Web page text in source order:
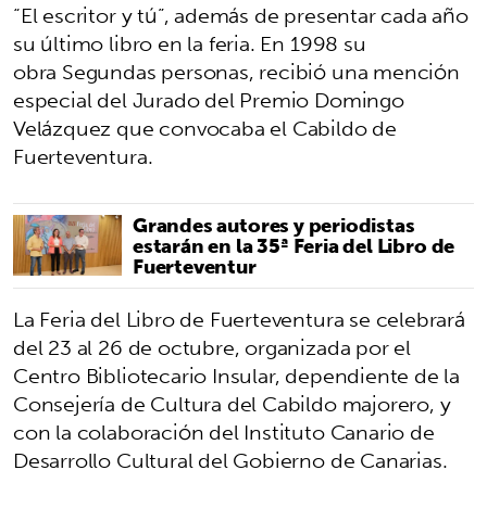
“El escritor y tú”, además de presentar cada año
su último libro en la feria. En 1998 su
obra Segundas personas, recibió una mención
especial del Jurado del Premio Domingo
Velázquez que convocaba el Cabildo de
Fuerteventura.
Grandes autores y periodistas
estarán en la 35ª Feria del Libro de
Fuerteventur
La Feria del Libro de Fuerteventura se celebrará
del 23 al 26 de octubre, organizada por el
Centro Bibliotecario Insular, dependiente de la
Consejería de Cultura del Cabildo majorero, y
con la colaboración del Instituto Canario de
Desarrollo Cultural del Gobierno de Canarias.